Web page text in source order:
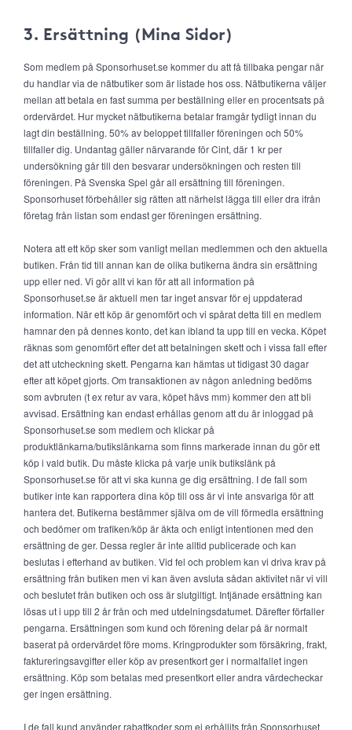
3. Ersättning (Mina Sidor)
Som medlem på Sponsorhuset.se kommer du att få tillbaka pengar när
du handlar via de nätbutiker som är listade hos oss. Nätbutikerna väljer
mellan att betala en fast summa per beställning eller en procentsats på
ordervärdet. Hur mycket nätbutikerna betalar framgår tydligt innan du
lagt din beställning. 50% av beloppet tillfaller föreningen och 50%
tillfaller dig. Undantag gäller närvarande för Cint, där 1 kr per
undersökning går till den besvarar undersökningen och resten till
föreningen. På Svenska Spel går all ersättning till föreningen.
Sponsorhuset förbehåller sig rätten att närhelst lägga till eller dra ifrån
företag från listan som endast ger föreningen ersättning.
Notera att ett köp sker som vanligt mellan medlemmen och den aktuella
butiken. Från tid till annan kan de olika butikerna ändra sin ersättning
upp eller ned. Vi gör allt vi kan för att all information på
Sponsorhuset.se är aktuell men tar inget ansvar för ej uppdaterad
information. När ett köp är genomfört och vi spårat detta till en medlem
hamnar den på dennes konto, det kan ibland ta upp till en vecka. Köpet
räknas som genomfört efter det att betalningen skett och i vissa fall efter
det att utcheckning skett. Pengarna kan hämtas ut tidigast 30 dagar
efter att köpet gjorts. Om transaktionen av någon anledning bedöms
som avbruten (t ex retur av vara, köpet hävs mm) kommer den att bli
avvisad. Ersättning kan endast erhållas genom att du är inloggad på
Sponsorhuset.se som medlem och klickar på
produktlänkarna/butikslänkarna som finns markerade innan du gör ett
köp i vald butik. Du måste klicka på varje unik butikslänk på
Sponsorhuset.se för att vi ska kunna ge dig ersättning. I de fall som
butiker inte kan rapportera dina köp till oss är vi inte ansvariga för att
hantera det. Butikerna bestämmer själva om de vill förmedla ersättning
och bedömer om trafiken/köp är äkta och enligt intentionen med den
ersättning de ger. Dessa regler är inte alltid publicerade och kan
beslutas i efterhand av butiken. Vid fel och problem kan vi driva krav på
ersättning från butiken men vi kan även avsluta sådan aktivitet när vi vill
och beslutet från butiken och oss är slutgiltigt. Intjänade ersättning kan
lösas ut i upp till 2 år från och med utdelningsdatumet. Därefter förfaller
pengarna. Ersättningen som kund och förening delar på är normalt
baserat på ordervärdet före moms. Kringprodukter som försäkring, frakt,
faktureringsavgifter eller köp av presentkort ger i normalfallet ingen
ersättning. Köp som betalas med presentkort eller andra värdecheckar
ger ingen ersättning.
I de fall kund använder rabattkoder som ej erhållits från Sponsorhuset